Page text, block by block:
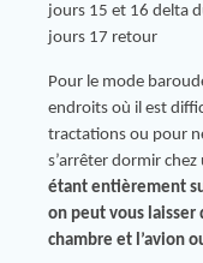
jours 15 et 16 delta
jours 17 retour
Pour le mode
endroits où il est
tractations ou pour
s’arrêter dormir
étant entièrement
on peut vous laisser
chambre et l’avion